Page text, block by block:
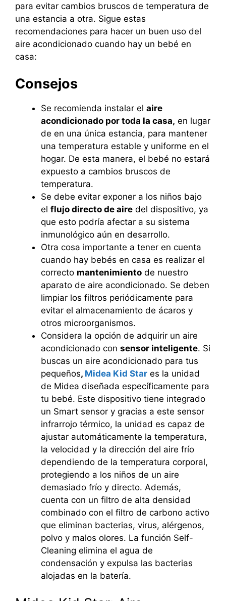
para evitar cambios bruscos de temperatura de
una estancia a otra. Sigue estas
recomendaciones para hacer un buen uso del
aire acondicionado cuando hay un bebé en
casa:
Consejos
Se recomienda instalar el aire
acondicionado por toda la casa, en lugar
de en una única estancia, para mantener
una temperatura estable y uniforme en el
hogar. De esta manera, el bebé no estará
expuesto a cambios bruscos de
temperatura.
Se debe evitar exponer a los niños bajo
el flujo directo de aire del dispositivo, ya
que esto podría afectar a su sistema
inmunológico aún en desarrollo.
Otra cosa importante a tener en cuenta
cuando hay bebés en casa es realizar el
correcto mantenimiento de nuestro
aparato de aire acondicionado. Se deben
limpiar los filtros periódicamente para
evitar el almacenamiento de ácaros y
otros microorganismos.
Considera la opción de adquirir un aire
acondicionado con sensor inteligente. Si
buscas un aire acondicionado para tus
pequeños, Midea Kid Star es la unidad
de Midea diseñada específicamente para
tu bebé. Este dispositivo tiene integrado
un Smart sensor y gracias a este sensor
infrarrojo térmico, la unidad es capaz de
ajustar automáticamente la temperatura,
la velocidad y la dirección del aire frío
dependiendo de la temperatura corporal,
protegiendo a los niños de un aire
demasiado frío y directo. Además,
cuenta con un filtro de alta densidad
combinado con el filtro de carbono activo
que eliminan bacterias, virus, alérgenos,
polvo y malos olores. La función Self-
Cleaning elimina el agua de
condensación y expulsa las bacterias
alojadas en la batería.